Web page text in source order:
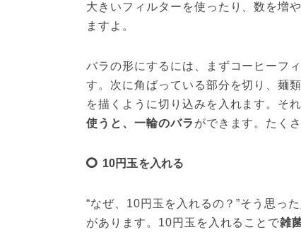
大きいフィルターを使ったり、数を増
ますよ。
バラの形にするには、まずコーヒーフ
す。次に角ばっている部分を切り、麺
を描くように切り込みを入れます。そ
使うと、一輪のバラ ができます。たく
10円玉を入れる
“なぜ、10円玉を入れるの？”そう思っ
があります。10円玉を入れることで雑